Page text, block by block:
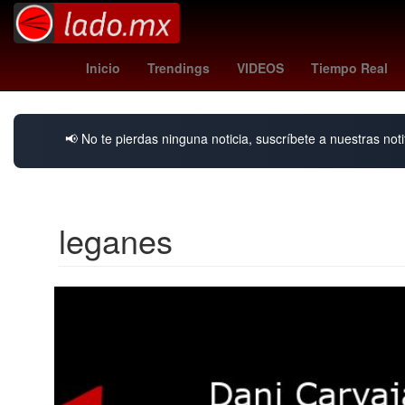
Inicio Trendings VIDEOS Tiempo Real
Monterrey Metal Fest millonarios - cúcuta rangers - reds
📢 No te pierdas ninguna noticia, suscríbete a nuestras
leganes